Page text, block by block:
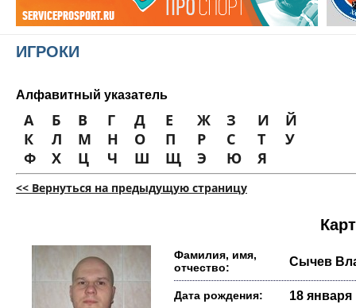
ИГРОКИ
Алфавитный указатель
А Б В Г Д Е Ж З И
Й
К
Л М Н О П Р С Т
У
Ф
Х Ц Ч Ш Щ Э Ю Я
<< Вернуться на предыдущую страницу
Фамилия, имя,
отчество:
Сычев
Дата рождения: 18 января